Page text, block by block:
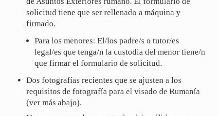
solicitud tiene que ser rellenado a máquina y
firmado.
Para los menores: El/los padre/s o tutor/es
legal/es que tenga/n la custodia del menor tiene/n
que firmar el formulario de solicitud.
Dos fotografías recientes que se ajusten a los
requisitos de fotografía para el visado de Rumanía
(ver más abajo).